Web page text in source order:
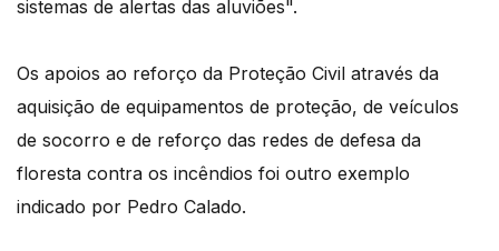
sistemas de alertas das aluviões".
Os apoios ao reforço da Proteção Civil através da
aquisição de equipamentos de proteção, de veículos
de socorro e de reforço das redes de defesa da
floresta contra os incêndios foi outro exemplo
indicado por Pedro Calado.